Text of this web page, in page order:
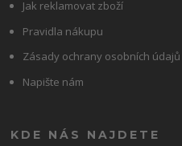
Jak reklamovat zboží
Pravidla nákupu
Zásady ochrany osobních údajů
Napište nám
KDE NÁS NAJDETE